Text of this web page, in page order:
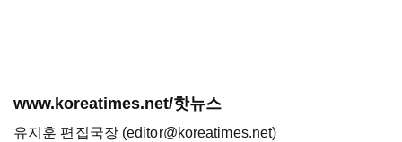
www.koreatimes.net/핫뉴스
유지훈 편집국장 (editor@koreatimes.net)